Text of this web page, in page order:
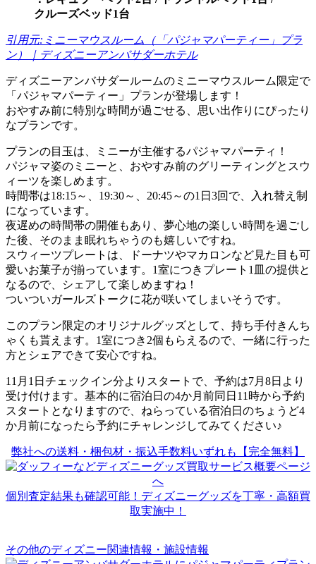
クルーズベッド1台
引用元:ミニーマウスルーム（「パジャマパーティー」プラ
ン）｜ディズニーアンバサダーホテル
ディズニーアンバサダールームのミニーマウスルーム限定で
「パジャマパーティー」プランが登場します！
おやすみ前に特別な時間が過ごせる、思い出作りにぴったり
なプランです。
プランの目玉は、ミニーが主催するパジャマパーティ！
パジャマ姿のミニーと、おやすみ前のグリーティングとスウ
ィーツを楽しめます。
時間帯は18:15～、19:30～、20:45～の1日3回で、入れ替え制
になっています。
夜遅めの時間帯の開催もあり、夢心地の楽しい時間を過ごし
た後、そのまま眠れちゃうのも嬉しいですね。
スウィーツプレートは、ドーナツやマカロンなど見た目も可
愛いお菓子が揃っています。1室につきプレート1皿の提供と
なるので、シェアして楽しめますね！
ついついガールズトークに花が咲いてしまいそうです。
このプラン限定のオリジナルグッズとして、持ち手付きんち
ゃくも貰えます。1室につき2個もらえるので、一緒に行った
方とシェアできて安心ですね。
11月1日チェックイン分よりスタートで、予約は7月8日より
受け付けます。基本的に宿泊日の4か月前同日11時から予約
スタートとなりますので、ねらっている宿泊日のちょうど4
か月前になったら予約にチャレンジしてみてください♪
弊社への送料・梱包材・振込手数料いずれも【完全無料】
個別査定結果も確認可能！ディズニーグッズを丁寧・高額買
取実施中！
その他のディズニー関連情報・施設情報